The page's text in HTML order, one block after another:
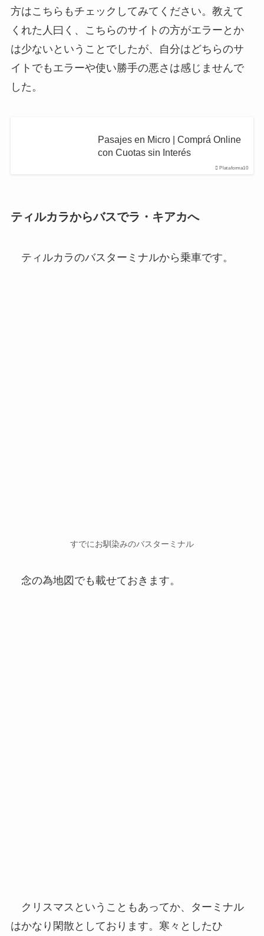
方はこちらもチェックしてみてください。教えて
くれた人曰く、こちらのサイトの方がエラーとか
は少ないということでしたが、自分はどちらのサ
イトでもエラーや使い勝手の悪さは感じませんで
した。
Plataforma10
Pasajes en Micro | Comprá Online
con Cuotas sin Interés
ティルカラからバスでラ・キアカへ
ティルカラのバスターミナルから乗車です。
すでにお馴染みのバスターミナル
念の為地図でも載せておきます。
クリスマスということもあってか、ターミナル
はかなり閑散としております。寒々としたひ